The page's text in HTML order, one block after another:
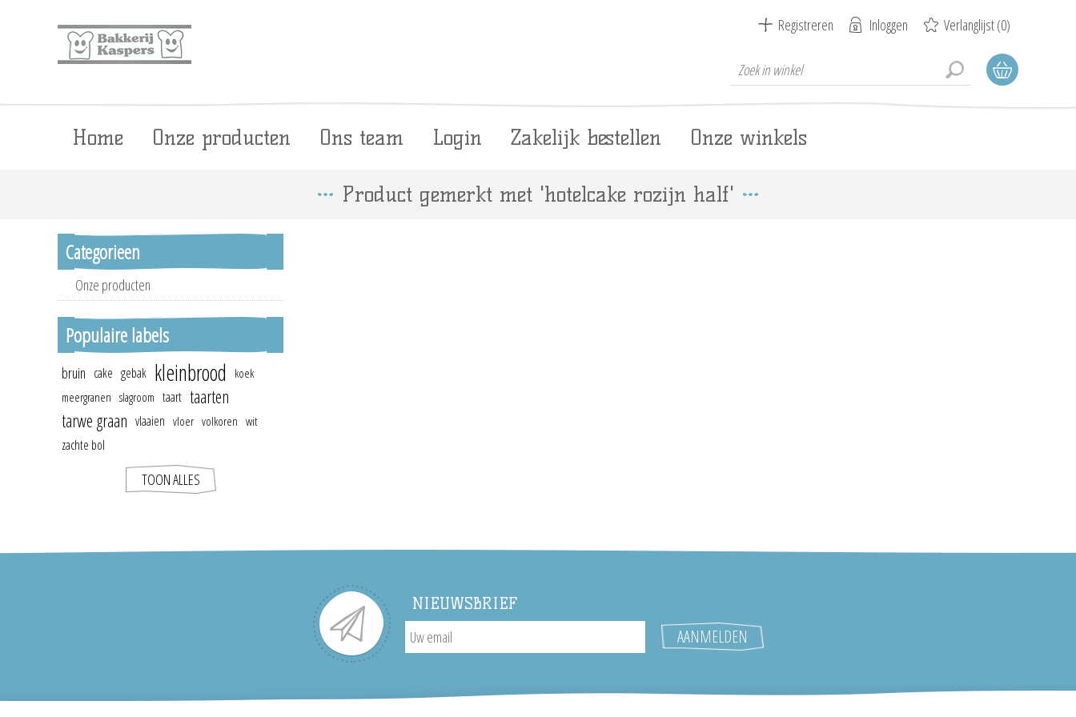
Registreren Inloggen Verlanglijst(0)
Home Onze producten Ons team Login Zakelijk bestellen Onze winkels
Product gemerkt met 'hotelcake rozijn half'
Categorieen
Onze producten
Populaire labels
bruin cake gebak kleinbrood
koek
meergranen slagroom taart taarten
tarwe graan vlaaien vloer volkoren wit
zachte bol
TOON ALLES
NIEUWSBRIEF